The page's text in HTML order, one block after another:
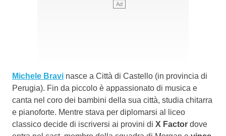
Michele Bravi nasce a Città di Castello (in provincia di
Perugia). Fin da piccolo è appassionato di musica e
canta nel coro dei bambini della sua città, studia chitarra
e pianoforte. Mentre stava per diplomarsi al liceo
classico decide di iscriversi ai provini di X Factor dove